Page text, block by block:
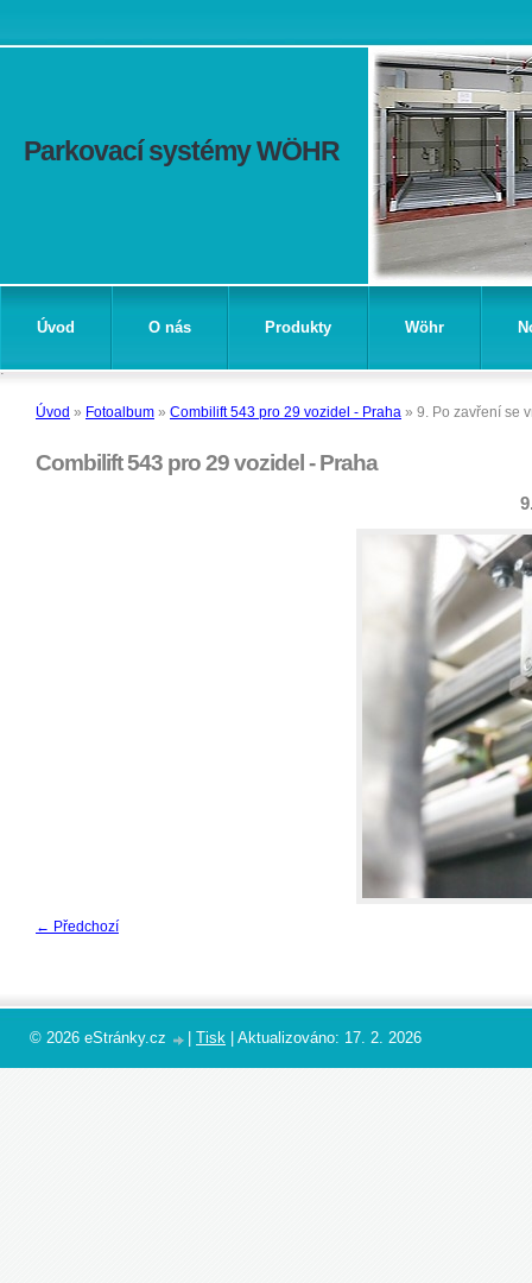
Parkovací systémy WÖHR
Úvod O nás Produkty Wöhr
Úvod » Fotoalbum » Combilift 543 pro 29 vozidel - Praha » 9. Po zavření se
Combilift 543 pro 29 vozidel - Praha
← Předchozí
© 2026 eStránky.cz Tisk Aktualizováno: 17. 2. 2026